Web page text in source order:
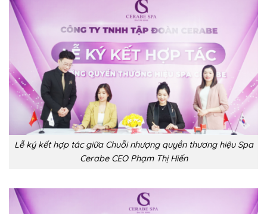
Lễ ký kết hợp tác giữa Chuỗi nhượng quyền thương hiệu Spa
Cerabe CEO Phạm Thị Hiến